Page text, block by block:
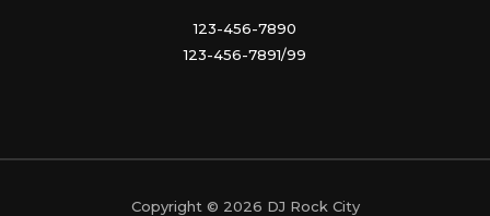
123-456-7890
123-456-7891/99
Copyright © 2026 DJ Rock City